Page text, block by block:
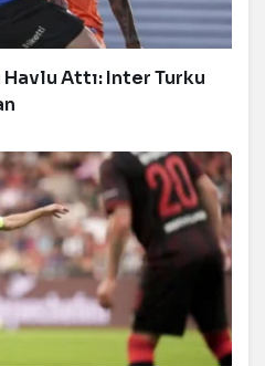
Attı: Inter Turku